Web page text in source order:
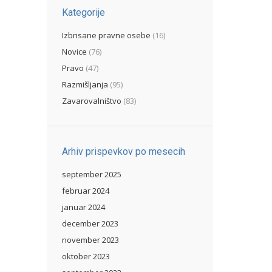
Kategorije
Izbrisane pravne osebe (16)
Novice (76)
Pravo (47)
Razmišljanja (95)
Zavarovalništvo (83)
Arhiv prispevkov po mesecih
september 2025
februar 2024
januar 2024
december 2023
november 2023
oktober 2023